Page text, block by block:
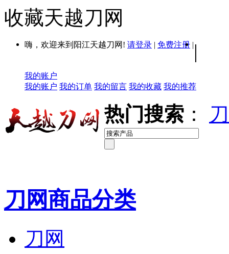
收藏天越刀网
嗨，欢迎来到阳江天越刀网! 请登录 | 免费注册 | |
我的账户
我的账户 我的订单 我的留言 我的收藏 我的推荐
热门搜索 ：
刀网商品分类
刀网